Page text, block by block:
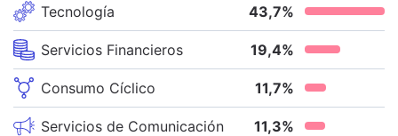
Tecnología 43,7%
Servicios Financieros 19,4%
Consumo Cíclico 11,7%
Servicios de Comunicación 11,3%